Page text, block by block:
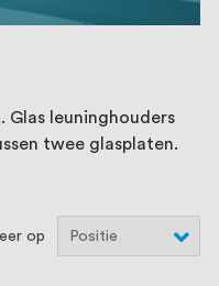
leuninghouders
twee glasplaten.
op